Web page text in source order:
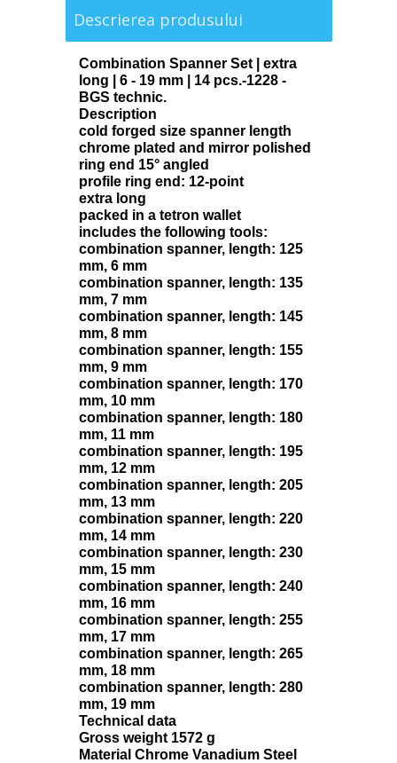
Descrierea produsului
Combination Spanner Set | extra
long | 6 - 19 mm | 14 pcs.-1228 -
BGS technic.
Description
cold forged size spanner length
chrome plated and mirror polished
ring end 15° angled
profile ring end: 12-point
extra long
packed in a tetron wallet
includes the following tools:
combination spanner, length: 125
mm, 6 mm
combination spanner, length: 135
mm, 7 mm
combination spanner, length: 145
mm, 8 mm
combination spanner, length: 155
mm, 9 mm
combination spanner, length: 170
mm, 10 mm
combination spanner, length: 180
mm, 11 mm
combination spanner, length: 195
mm, 12 mm
combination spanner, length: 205
mm, 13 mm
combination spanner, length: 220
mm, 14 mm
combination spanner, length: 230
mm, 15 mm
combination spanner, length: 240
mm, 16 mm
combination spanner, length: 255
mm, 17 mm
combination spanner, length: 265
mm, 18 mm
combination spanner, length: 280
mm, 19 mm
Technical data
Gross weight 1572 g
Material Chrome Vanadium Steel